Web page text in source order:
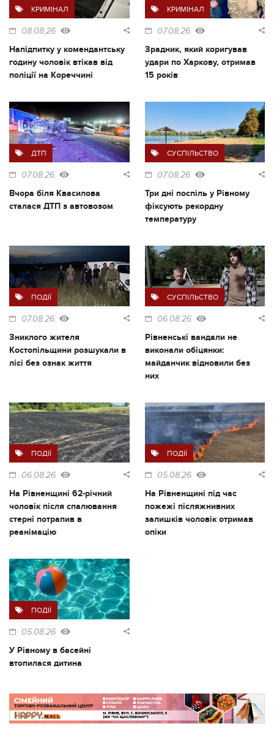
КРИМІНАЛ
08.08.26
Напідпитку у комендантську
годину чоловік втікав від
поліції на Кореччині
КРИМІНАЛ
07.08.26
Зрадник, який коригував
удари по Харкову, отримав
15 років
ДТП
07.08.26
Вчора біля Квасилова
сталася ДТП з автовозом
СУСПІЛЬСТВО
07.08.26
Три дні поспіль у Рівному
фіксують рекордну
температуру
ПОДІЇ
07.08.26
Зниклого жителя
Костопільщини розшукали в
лісі без ознак життя
СУСПІЛЬСТВО
06.08.26
Рівненські вандали не
виконали обіцянки:
майданчик відновили без
них
ПОДІЇ
06.08.26
На Рівненщині 62-річний
чоловік після спалювання
стерні потрапив в
реанімацію
ПОДІЇ
05.08.26
На Рівненщині під час
пожежі післяжнивних
залишків чоловік отримав
опіки
ПОДІЇ
05.08.26
У Рівному в басейні
втопилася дитина